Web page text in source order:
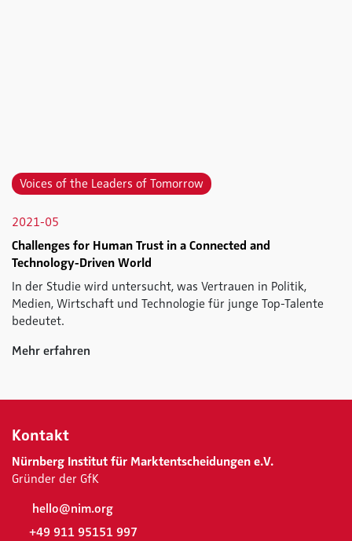
Voices of the Leaders of Tomorrow
2021-05
Challenges for Human Trust in a Connected and
Technology-Driven World
In der Studie wird untersucht, was Vertrauen in Politik,
Medien, Wirtschaft und Technologie für junge Top-Talente
bedeutet.
Mehr erfahren
Kontakt
Nürnberg Institut für Marktentscheidungen e.V.
Gründer der GfK
hello@nim.org
+49 911 95151 997